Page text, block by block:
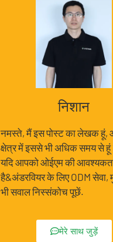
निशान
नमस्ते, मैं इस पोस्ट का लेखक हूं,
क्षेत्र में इससे भी अधिक समय से हूं
यदि आपको ओईएम की
है&अंडरवियर के लिए ODM
भी सवाल निस्संकोच पूछें.
मेरे साथ जुड़ें